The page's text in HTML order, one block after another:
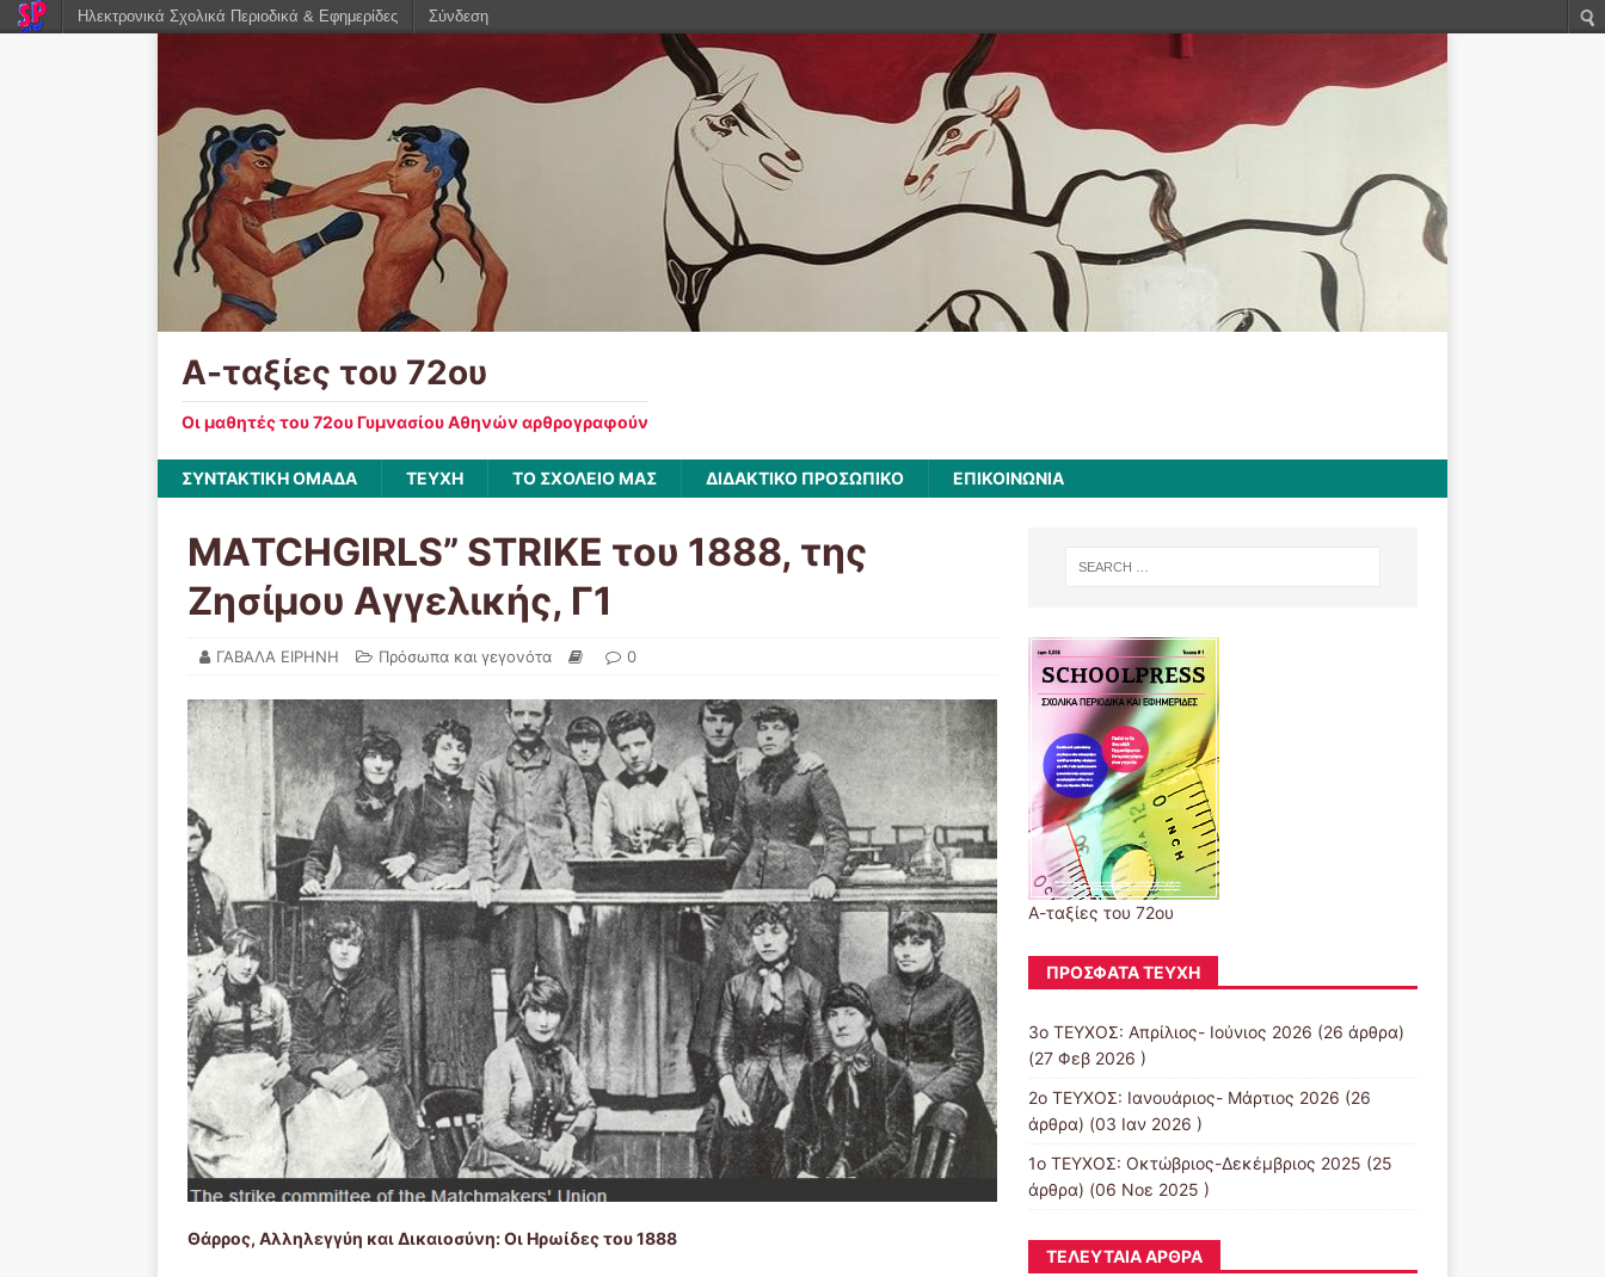
Α-ταξίες του 72ου
Οι μαθητές του 72ου Γυμνασίου Αθηνών αρθρογραφούν
ΣΥΝΤΑΚΤΙΚΗ ΟΜΑΔΑ ΤΕΥΧΗ ΤΟ ΣΧΟΛΕΙΟ ΜΑΣ ΔΙΔΑΚΤΙΚΟ ΠΡΟΣΩΠΙΚΟ ΕΠΙΚΟΙΝΩΝΙΑ
MΑTCHGIRLS” STRIKE του 1888, της
Ζησίμου Αγγελικής, Γ1
ΓΑΒΑΛΑ ΕΙΡΗΝΗ Πρόσωπα και γεγονότα 0
Θάρρος, Αλληλεγγύη και Δικαιοσύνη: Οι Ηρωίδες του 1888
Α-ταξίες του 72ου
ΠΡΌΣΦΑΤΑ ΤΕΎΧΗ
3ο ΤΕΥΧΟΣ: Απρίλιος- Ιούνιος 2026 (26 άρθρα)
(27 Φεβ 2026 )
2ο ΤΕΥΧΟΣ: Ιανουάριος- Μάρτιος 2026 (26
άρθρα) (03 Ιαν 2026 )
1ο ΤΕΥΧΟΣ: Οκτώβριος-Δεκέμβριος 2025 (25
άρθρα) (06 Νοε 2025 )
ΤΕΛΕΥΤΑΊΑ ΆΡΘΡΑ
Ηλεκτρονικά Σχολικά Περιοδικά & Εφημερίδες Σύνδεση